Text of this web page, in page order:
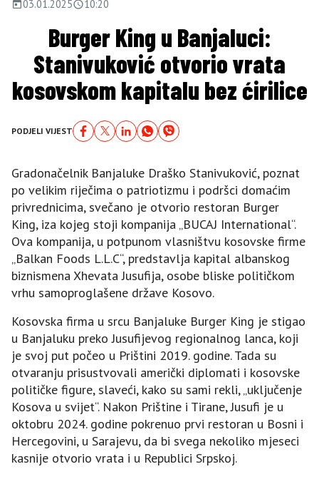
03.01.2025 10:20
Burger King u Banjaluci:
Stanivuković otvorio vrata
kosovskom kapitalu bez ćirilice
PODJELI VIJEST
Gradonačelnik Banjaluke Draško Stanivuković, poznat
po velikim riječima o patriotizmu i podršci domaćim
privrednicima, svečano je otvorio restoran Burger
King, iza kojeg stoji kompanija „BUCAJ International“.
Ova kompanija, u potpunom vlasništvu kosovske firme
„Balkan Foods L.L.C“, predstavlja kapital albanskog
biznismena Xhevata Jusufija, osobe bliske političkom
vrhu samoproglašene države Kosovo.
Kosovska firma u srcu Banjaluke Burger King je stigao
u Banjaluku preko Jusufijevog regionalnog lanca, koji
je svoj put počeo u Prištini 2019. godine. Tada su
otvaranju prisustvovali američki diplomati i kosovske
političke figure, slaveći, kako su sami rekli, „uključenje
Kosova u svijet“. Nakon Prištine i Tirane, Jusufi je u
oktobru 2024. godine pokrenuo prvi restoran u Bosni i
Hercegovini, u Sarajevu, da bi svega nekoliko mjeseci
kasnije otvorio vrata i u Republici Srpskoj.